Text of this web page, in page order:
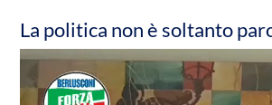
La politica non è soltanto